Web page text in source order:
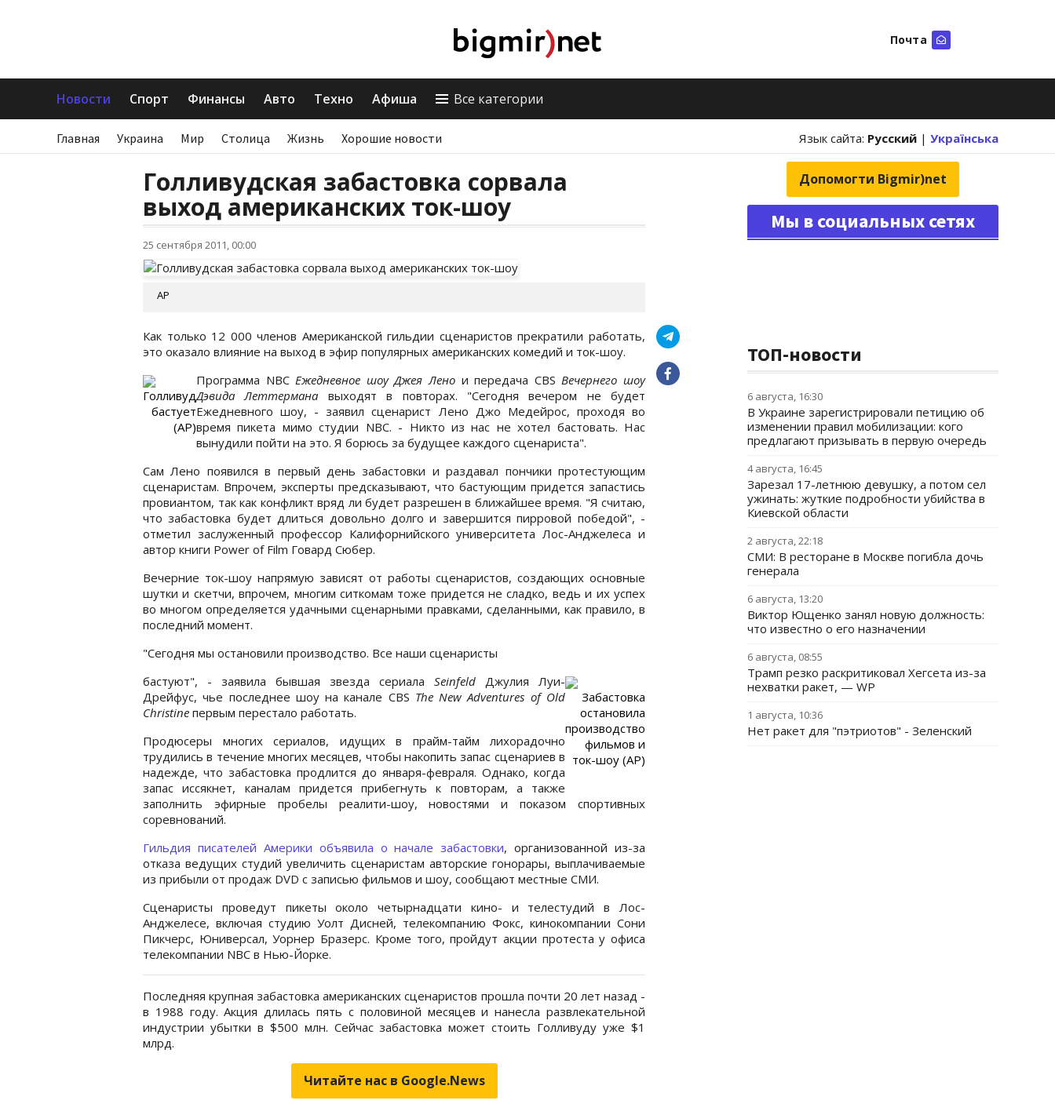
Почта
Новости Спорт Финансы Авто Техно Афиша Все категории
Главная Украина Мир Столица Жизнь Хорошие новости Язык сайта: Русский | Українська
Голливудская забастовка сорвала
выход американских ток-шоу
25 сентября 2011, 00:00
АР
Как только 12 000 членов Американской гильдии сценаристов прекратили работать,
это оказало влияние на выход в эфир популярных американских комедий и ток-шоу.
Голливуд
бастует
(АР)
Программа NBC Ежедневное шоу Джея Лено и передача CBS Вечернего шоу
Дэвида Леттермана выходят в повторах. "Сегодня вечером не будет
Ежедневного шоу, - заявил сценарист Лено Джо Медейрос, проходя во
время пикета мимо студии NBC. - Никто из нас не хотел бастовать. Нас
вынудили пойти на это. Я борюсь за будущее каждого сценариста".
Сам Лено появился в первый день забастовки и раздавал пончики протестующим
сценаристам. Впрочем, эксперты предсказывают, что бастующим придется запастись
провиантом, так как конфликт вряд ли будет разрешен в ближайшее время. "Я считаю,
что забастовка будет длиться довольно долго и завершится пирровой победой", -
отметил заслуженный профессор Калифорнийского университета Лос-Анджелеса и
автор книги Power of Film Говард Сюбер.
Вечерние ток-шоу напрямую зависят от работы сценаристов, создающих основные
шутки и скетчи, впрочем, многим ситкомам тоже придется не сладко, ведь и их успех
во многом определяется удачными сценарными правками, сделанными, как правило, в
последний момент.
"Сегодня мы остановили производство. Все наши сценаристы
Забастовка
остановила
производство
фильмов и
ток-шоу (АР)
бастуют", - заявила бывшая звезда сериала Seinfeld Джулия Луи-
Дрейфус, чье последнее шоу на канале CBS The New Adventures of Old
Christine первым перестало работать.
Продюсеры многих сериалов, идущих в прайм-тайм лихорадочно
трудились в течение многих месяцев, чтобы накопить запас сценариев в
надежде, что забастовка продлится до января-февраля. Однако, когда
запас иссякнет, каналам придется прибегнуть к повторам, а также
заполнить эфирные пробелы реалити-шоу, новостями и показом спортивных
соревнований.
Гильдия писателей Америки объявила о начале забастовки, организованной из-за
отказа ведущих студий увеличить сценаристам авторские гонорары, выплачиваемые
из прибыли от продаж DVD с записью фильмов и шоу, сообщают местные СМИ.
Сценаристы проведут пикеты около четырнадцати кино- и телестудий в Лос-
Анджелесе, включая студию Уолт Дисней, телекомпанию Фокс, кинокомпании Сони
Пикчерс, Юниверсал, Уорнер Бразерс. Кроме того, пройдут акции протеста у офиса
телекомпании NBC в Нью-Йорке.
Последняя крупная забастовка американских сценаристов прошла почти 20 лет назад -
в 1988 году. Акция длилась пять с половиной месяцев и нанесла развлекательной
индустрии убытки в $500 млн. Сейчас забастовка может стоить Голливуду уже $1
млрд.
Читайте нас в Google.News
Допомогти Bigmir)net
Мы в социальных сетях
ТОП-новости
6 августа, 16:30
В Украине зарегистрировали петицию об
изменении правил мобилизации: кого
предлагают призывать в первую очередь
4 августа, 16:45
Зарезал 17-летнюю девушку, а потом сел
ужинать: жуткие подробности убийства в
Киевской области
2 августа, 22:18
СМИ: В ресторане в Москве погибла дочь
генерала
6 августа, 13:20
Виктор Ющенко занял новую должность:
что известно о его назначении
6 августа, 08:55
Трамп резко раскритиковал Хегсета из-за
нехватки ракет, — WP
1 августа, 10:36
Нет ракет для "пэтриотов" - Зеленский